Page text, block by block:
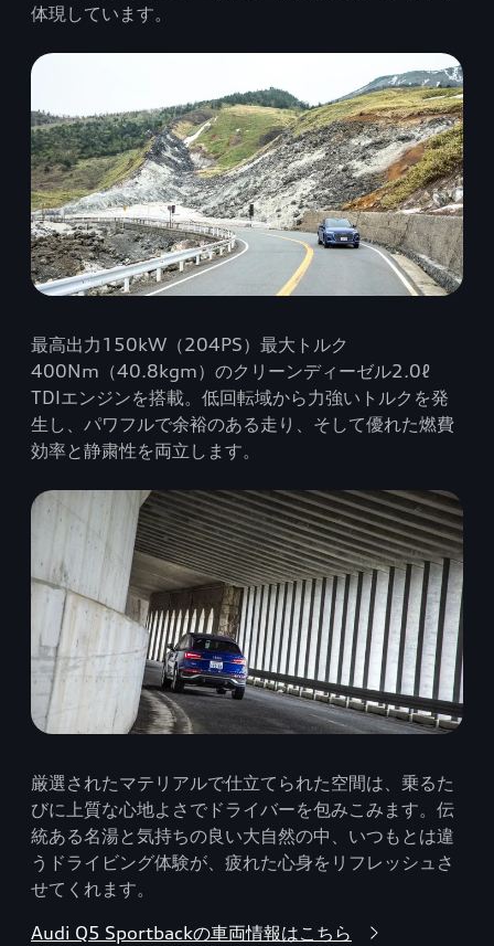
体現しています。
最高出力150kW（204PS）最大トルク
400Nm（40.8kgm）のクリーンディーゼル2.0ℓ
TDIエンジンを搭載。低回転域から力強いトルクを発
生し、パワフルで余裕のある走り、そして優れた燃費
効率と静粛性を両立します。
厳選されたマテリアルで仕立てられた空間は、乗るた
びに上質な心地よさでドライバーを包みこみます。伝
統ある名湯と気持ちの良い大自然の中、いつもとは違
うドライビング体験が、疲れた心身をリフレッシュさ
せてくれます。
Audi Q5 Sportbackの車両情報はこちら